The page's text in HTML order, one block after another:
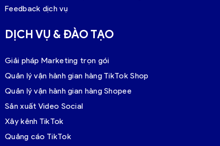
Feedback dịch vụ
DỊCH VỤ & ĐÀO TẠO
Giải pháp Marketing trọn gói
Quản lý vận hành gian hàng TikTok Shop
Quản lý vận hành gian hàng Shopee
Sản xuất Video Social
Xây kênh TikTok
Quảng cáo TikTok